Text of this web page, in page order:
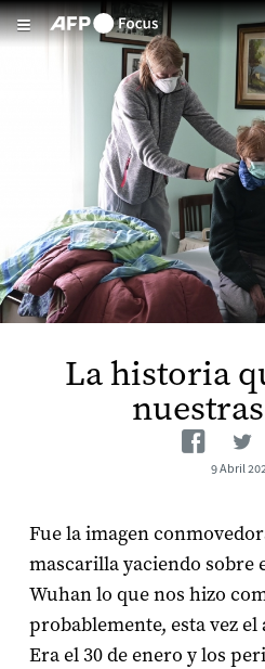
Pasar al contenido principal
La historia
9 Abril
Fue la imagen
mascarilla yaciendo sobre
Wuhan lo que nos hizo
probablemente, esta vez
Era el 30 de enero y los